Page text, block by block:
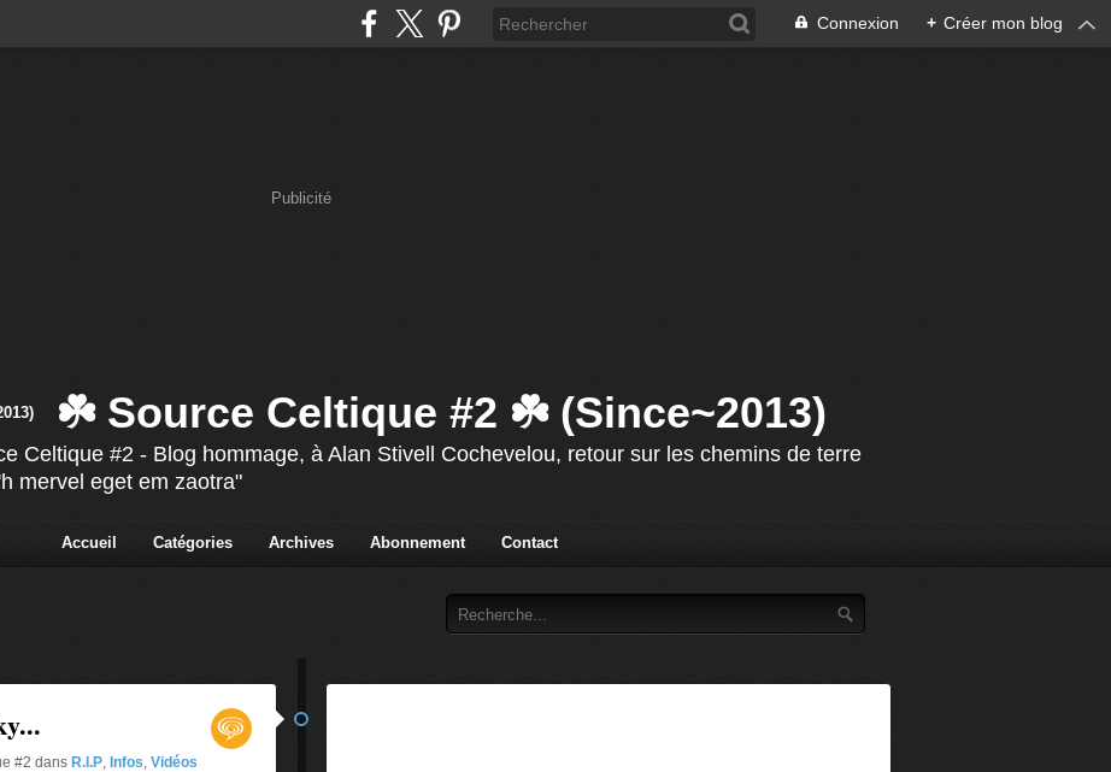
Connexion + Créer mon blog
Publicité
☘️ Source Celtique #2 ☘️ (Since~2013)
Celtique #2 - Blog hommage, à Alan Stivell Cochevelou, retour sur les chemins de terre
mervel eget em zaotra"
Accueil Catégories Archives Abonnement Contact
#2 dans R.I.P, Infos, Vidéos